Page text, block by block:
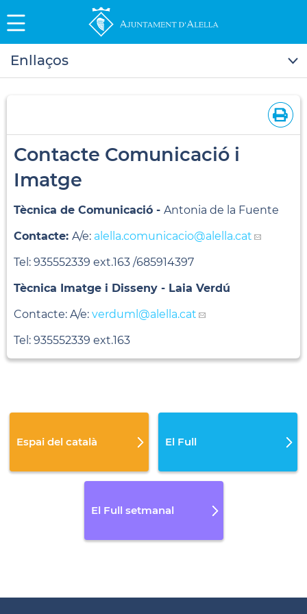
Enllaços
Contacte Comunicació i
Imatge
Tècnica de Comunicació - Antonia de la Fuente
Contacte: A/e: alella.comunicacio@alella.cat
Tel: 935552339 ext.163 /685914397
Tècnica Imatge i Disseny - Laia Verdú
Contacte: A/e: verduml @alella.cat
Tel: 935552339 ext.163
Espai del català El Full
El Full setmanal